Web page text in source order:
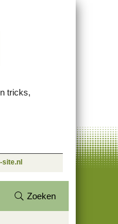
tricks,
Zoeken